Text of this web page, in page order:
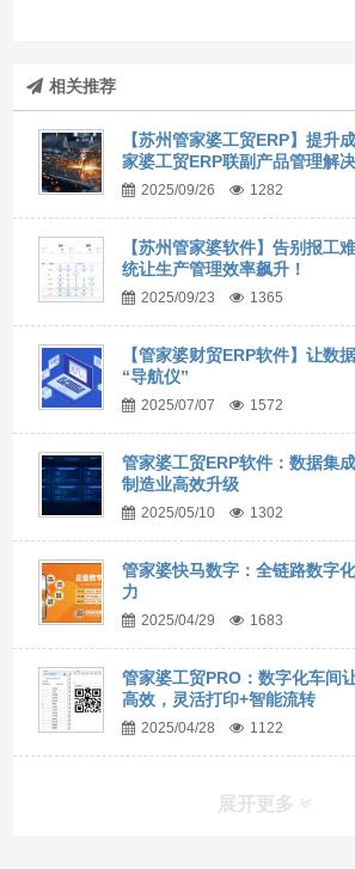
相关推荐
【苏州管家婆工贸ERP】提升
家婆工贸ERP联副产品管理解
2025/09/26 1282
【苏州管家婆软件】告别报工
统让生产管理效率飙升！
2025/09/23 1365
【管家婆财贸ERP软件】让数
“导航仪”
2025/07/07 1572
管家婆工贸ERP软件：数据集
制造业高效升级
2025/05/10 1302
管家婆快马数字：全链路数字
力
2025/04/29 1683
管家婆工贸PRO：数字化车间
高效，灵活打印+智能流转
2025/04/28 1122
展开更多